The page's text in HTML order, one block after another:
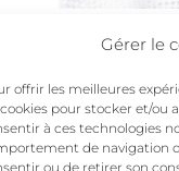
Gérer le
offrir les meilleures
pour stocker et/ou
à ces technologies
de navigation
ou de retirer son